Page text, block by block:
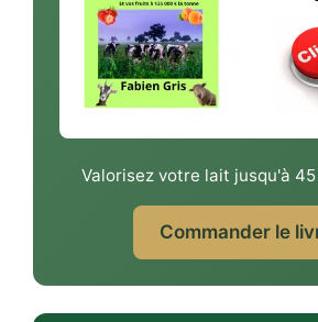
Valorisez votre lait jusqu'à
Commander le